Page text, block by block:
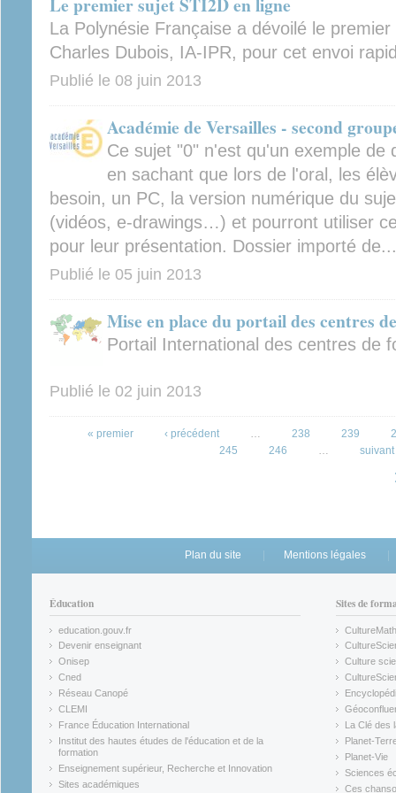
La Polynésie Française a dévoilé le
Charles Dubois, IA-IPR, pour cet envoi
Publié le 08 juin 2013
Académie de Versailles - second
Ce sujet "0" n'est qu'un exemple de
en sachant que lors de l'oral, les
besoin, un PC, la version numérique du
(vidéos, e-drawings…) et pourront utiliser
pour leur présentation. Dossier importé de...
Publié le 05 juin 2013
Mise en place du portail des centres
Portail International des centres de
Publié le 02 juin 2013
« premier ‹ précédent … 238 239
245
246 … suivant
Plan du site Mentions légales
Éducation
education.gouv.fr
(link is external)
Devenir enseignant
(link is external)
Onisep
(link is external)
Cned
(link is external)
Réseau Canopé
(link is external)
CLEMI
(link is external)
France Éducation International
(link is external)
Institut des hautes études de l'éducation et de la
formation
(link is external)
Enseignement supérieur, Recherche et Innovation
(link is external)
Sites académiques
Sites de
CultureMath
(link is
(link is
Culture
(link is
(link is
(link is
La Clé des
(link is
Planet-
(link is
Planet-Vie
(link is
Sciences
(link is
Ces